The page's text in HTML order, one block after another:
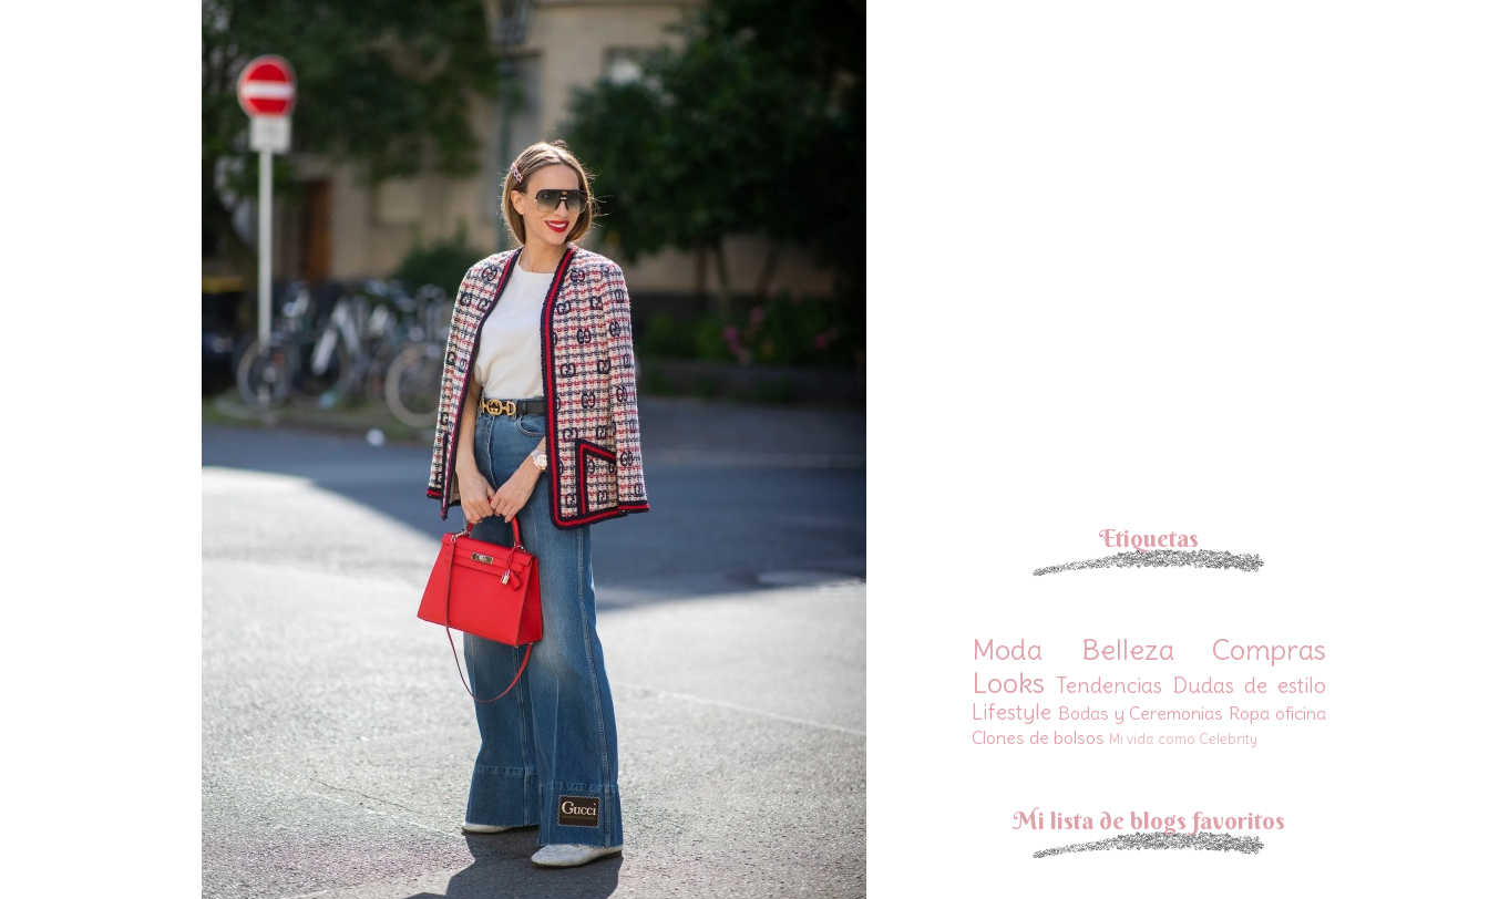
Etiquetas
Moda Belleza
Compras
Looks Tendencias Dudas de estilo
Lifestyle Bodas y Ceremonias Ropa oficina
Clones de bolsos Mi vida como Celebrity
Mi lista de blogs favoritos